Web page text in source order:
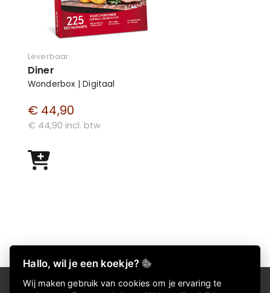
Leverbaar
Diner
Wonderbox | Digitaal
€ 44,90
€ 44,90 incl. btw
Hallo, wil je een koekje?
Wij maken gebruik van cookies om je ervaring te